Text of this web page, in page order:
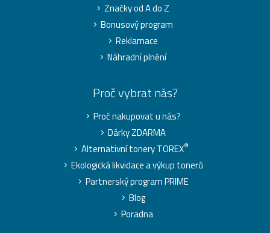
Značky od A do Z
Bonusový program
Reklamace
Náhradní plnění
Proč vybrat nás?
Proč nakupovat u nás?
Dárky ZDARMA
Alternativní tonery TOREX®
Ekologická likvidace a výkup tonerů
Partnerský program PRIME
Blog
Poradna